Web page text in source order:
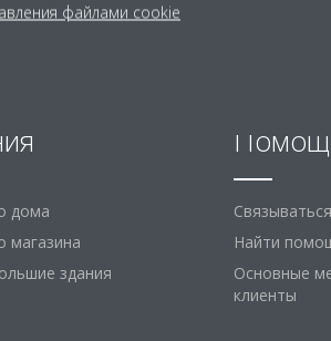
дома
магазина
здания
Найти
Основные
клиенты
файлами cookie